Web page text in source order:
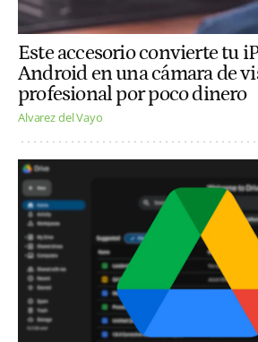
Este accesorio convierte tu
Android en una cámara de
profesional por poco dinero
Alvarez del Vayo